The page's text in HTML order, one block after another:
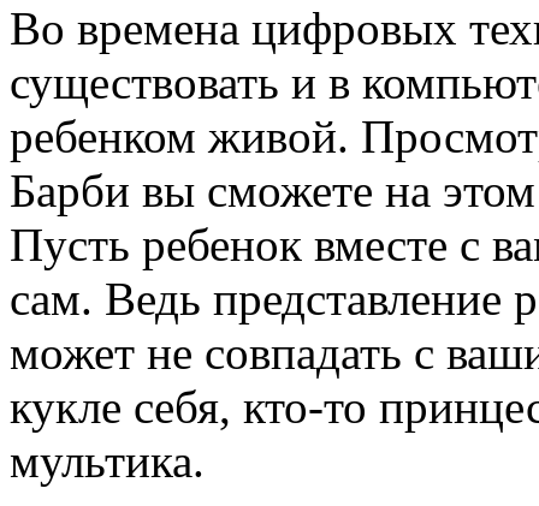
Во времена цифровых
существовать и в
ребенком живой.
Барби вы сможете на
Пусть ребенок вместе с
сам. Ведь представление
может не совпадать с
кукле себя, кто-то
мультика.